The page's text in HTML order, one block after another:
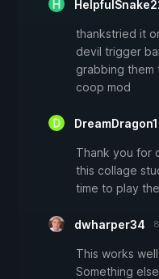
thankstried it
devil trigger
grabbing them
coop mod
Thank you for
this collage
time to play
dwharper34
This works
Something